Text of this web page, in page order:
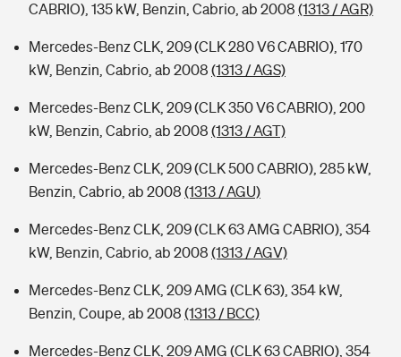
CABRIO), 135 kW, Benzin, Cabrio, ab 2008 (1313 / AGR)
Mercedes-Benz CLK, 209 (CLK 280 V6 CABRIO), 170
kW, Benzin, Cabrio, ab 2008 (1313 / AGS)
Mercedes-Benz CLK, 209 (CLK 350 V6 CABRIO), 200
kW, Benzin, Cabrio, ab 2008 (1313 / AGT)
Mercedes-Benz CLK, 209 (CLK 500 CABRIO), 285 kW,
Benzin, Cabrio, ab 2008 (1313 / AGU)
Mercedes-Benz CLK, 209 (CLK 63 AMG CABRIO), 354
kW, Benzin, Cabrio, ab 2008 (1313 / AGV)
Mercedes-Benz CLK, 209 AMG (CLK 63), 354 kW,
Benzin, Coupe, ab 2008 (1313 / BCC)
Mercedes-Benz CLK, 209 AMG (CLK 63 CABRIO), 354